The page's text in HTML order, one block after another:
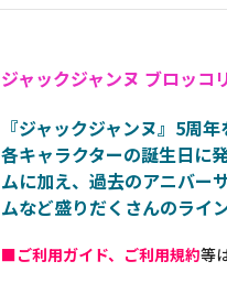
ジャックジャンヌ ブロッコ
『ジャックジャンヌ』5周
各キャラクターの誕生日に
ムに加え、過去のアニバー
ムなど盛りだくさんのライ
■ご利用ガイド、ご利用規約等